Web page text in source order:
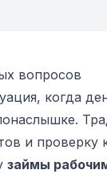
вопросов
когда
и проверку
займы